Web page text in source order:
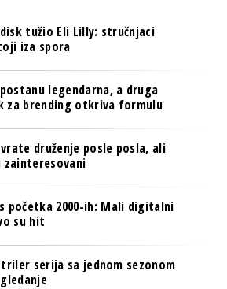
tužio Eli Lilly: stručnjaci
iza spora
legendarna, a druga
za brending otkriva formulu
druženje posle posla, ali
zainteresovani
početka 2000-ih: Mali digitalni
su hit
serija sa jednom sezonom